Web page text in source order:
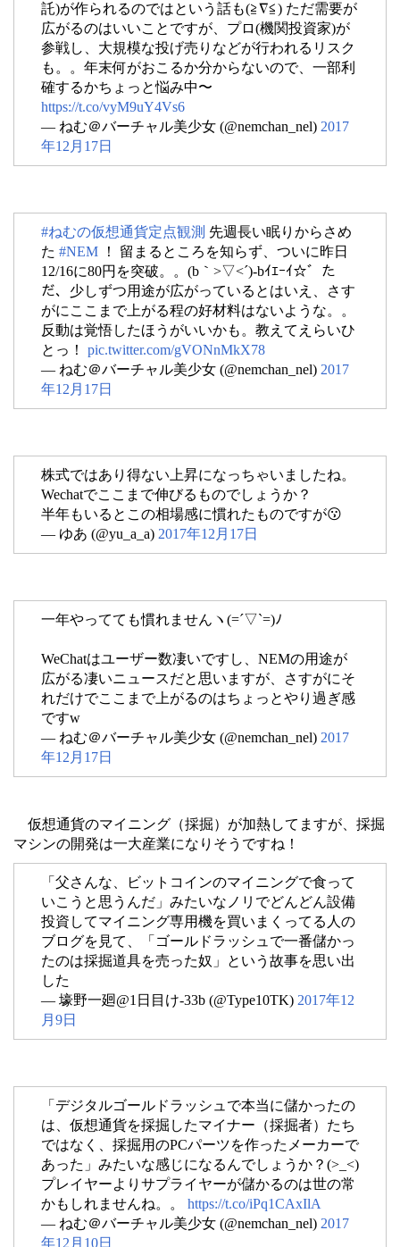
託)が作られるのではという話も(≧∇≦) ただ需要が
広がるのはいいことですが、プロ(機関投資家)が
参戦し、大規模な投げ売りなどが行われるリスク
も。。年末何がおこるか分からないので、一部利
確するかちょっと悩み中〜
https://t.co/vyM9uY4Vs6
— ねむ＠バーチャル美少女 (@nemchan_nel) 2017
年12月17日
#ねむの仮想通貨定点観測 先週長い眠りからさめ
た #NEM ！ 留まるところを知らず、ついに昨日
12/16に80円を突破。。(b｀>▽<´)-bｲｴｰｲ☆゛た
だ、少しずつ用途が広がっているとはいえ、さす
がにここまで上がる程の好材料はないような。。
反動は覚悟したほうがいいかも。教えてえらいひ
とっ！ pic.twitter.com/gVONnMkX78
— ねむ＠バーチャル美少女 (@nemchan_nel) 2017
年12月17日
株式ではあり得ない上昇になっちゃいましたね。
Wechatでここまで伸びるものでしょうか？
半年もいるとこの相場感に慣れたものですが😗
— ゆあ (@yu_a_a) 2017年12月17日
一年やってても慣れませんヽ(=´▽`=)ﾉ
WeChatはユーザー数凄いですし、NEMの用途が
広がる凄いニュースだと思いますが、さすがにそ
れだけでここまで上がるのはちょっとやり過ぎ感
ですw
— ねむ＠バーチャル美少女 (@nemchan_nel) 2017
年12月17日
仮想通貨のマイニング（採掘）が加熱してますが、採掘
マシンの開発は一大産業になりそうですね！
「父さんな、ビットコインのマイニングで食って
いこうと思うんだ」みたいなノリでどんどん設備
投資してマイニング専用機を買いまくってる人の
ブログを見て、「ゴールドラッシュで一番儲かっ
たのは採掘道具を売った奴」という故事を思い出
した
— 壕野一廻@1日目け-33b (@Type10TK) 2017年12
月9日
「デジタルゴールドラッシュで本当に儲かったの
は、仮想通貨を採掘したマイナー（採掘者）たち
ではなく、採掘用のPCパーツを作ったメーカーで
あった」みたいな感じになるんでしょうか？(>_<)
プレイヤーよりサプライヤーが儲かるのは世の常
かもしれませんね。。 https://t.co/iPq1CAxIlA
— ねむ＠バーチャル美少女 (@nemchan_nel) 2017
年12月10日